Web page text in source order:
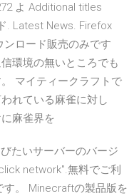
よ Additional titles
. Latest News. Firefox
ロード販売のみです
環境の無いところでも
マイティークラフトで
れている麻雀に対し
麻雀界を
たいサーバーのバージ
network".無料でご利
。 Minecraftの製品版を